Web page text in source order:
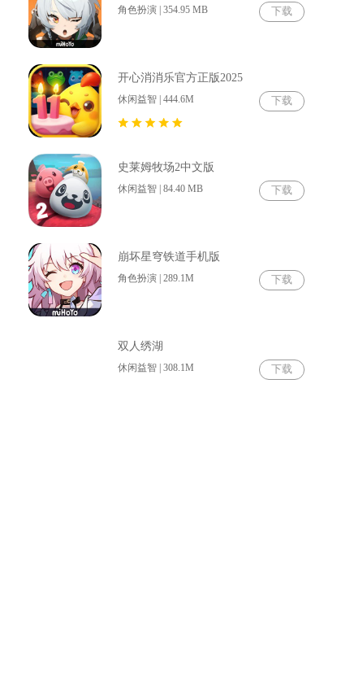
角色扮演 | 354.95 MB 下载
开心消消乐官方正版2025
休闲益智 | 444.6M 下载
史莱姆牧场2中文版
休闲益智 | 84.40 MB 下载
崩坏星穹铁道手机版
角色扮演 | 289.1M 下载
双人绣湖
休闲益智 | 308.1M 下载